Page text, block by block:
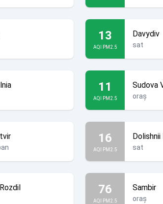
13
AQI PM2.5
Davydiv
sat
11
AQI PM2.5
Sudova
oraș
16
AQI PM2.5 sat
76
AQI PM2.5
Sambir
oraș